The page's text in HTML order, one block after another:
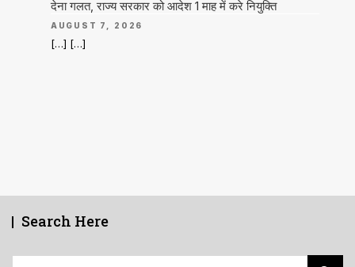
देना गलत, राज्य सरकार को आदेश 1 माह में करे नियुक्ति
AUGUST 7, 2026
[…] […]
Search Here